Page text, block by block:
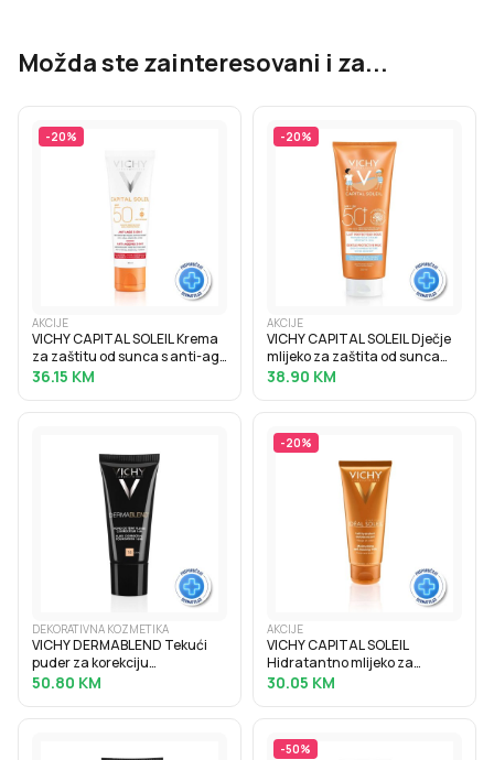
Možda ste zainteresovani i za...
-20%
AKCIJE
VICHY CAPITAL SOLEIL Krema
za zaštitu od sunca s anti-age
efektom SPF50, 50 ml
36.15 KM
-20%
AKCIJE
VICHY CAPITAL SOLEIL Dječje
mlijeko za zaštita od sunca
SPF50+, 300 ml
38.90 KM
DEKORATIVNA KOZMETIKA
VICHY DERMABLEND Tekući
puder za korekciju
neujednačene boje kože
50.80 KM
-20%
AKCIJE
VICHY CAPITAL SOLEIL
Hidratantno mlijeko za
samotamnjenje, 100 ml
30.05 KM
-50%